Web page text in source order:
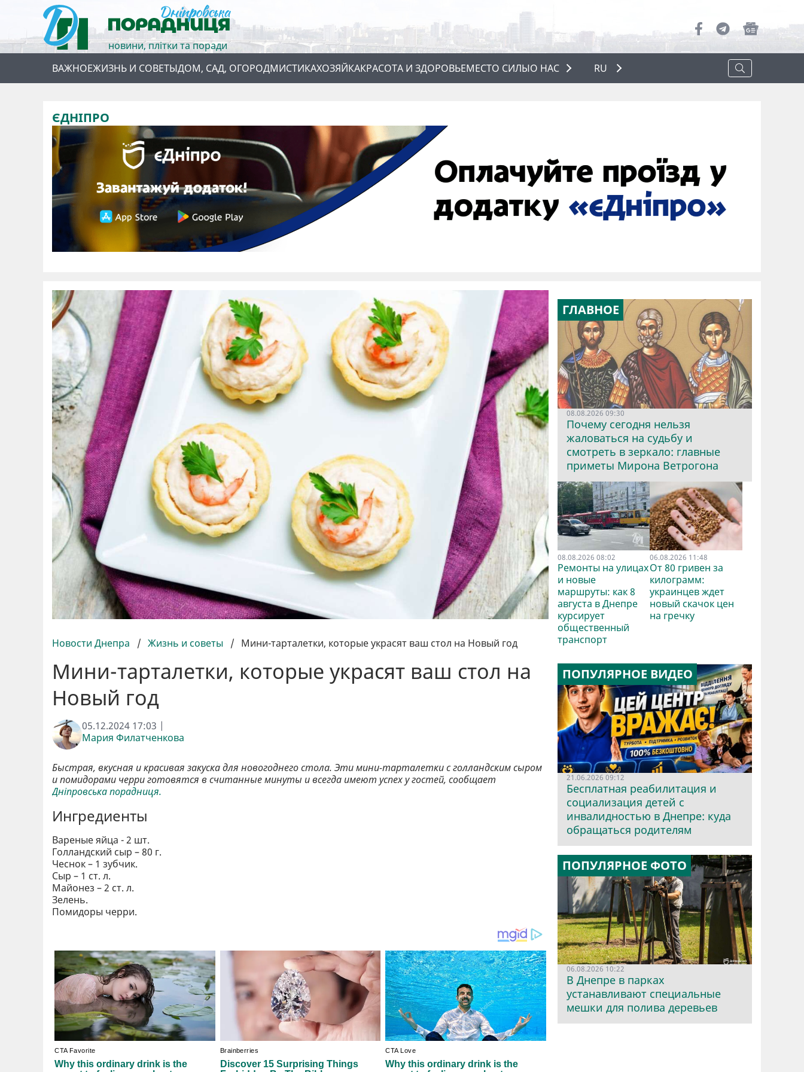
новини, плітки та поради
ВАЖНОЕЖИЗНЬ И СОВЕТЫДОМ, САД, ОГОРОДМИСТИКАХОЗЯЙКАКРАСОТА И ЗДОРОВЬЕМЕСТО СИЛЫО НАС
О НАС
RU
ЄДНІПРО
Новости Днепра / Жизнь и советы / Мини-тарталетки, которые украсят ваш стол на Новый год
Мини-тарталетки, которые украсят ваш стол на
Новый год
05.12.2024 17:03 |
Мария Филатченкова
Быстрая, вкусная и красивая закуска для новогоднего стола. Эти мини-тарталетки с голландским сыром
и помидорами черри готовятся в считанные минуты и всегда имеют успех у гостей, сообщает
Дніпровська порадниця.
Ингредиенты
Вареные яйца - 2 шт.
Голландский сыр – 80 г.
Чеснок – 1 зубчик.
Сыр – 1 ст. л.
Майонез – 2 ст. л.
Зелень.
Помидоры черри.
ГЛАВНОЕ
08.08.2026 09:30
Почему сегодня нельзя
жаловаться на судьбу и
смотреть в зеркало: главные
приметы Мирона Ветрогона
08.08.2026 08:02
Ремонты на улицах
и новые
маршруты: как 8
августа в Днепре
курсирует
общественный
транспорт
06.08.2026 11:48
От 80 гривен за
килограмм:
украинцев ждет
новый скачок цен
на гречку
ПОПУЛЯРНОЕ ВИДЕО
21.06.2026 09:12
Бесплатная реабилитация и
социализация детей с
инвалидностью в Днепре: куда
обращаться родителям
ПОПУЛЯРНОЕ ФОТО
06.08.2026 10:22
В Днепре в парках
устанавливают специальные
мешки для полива деревьев